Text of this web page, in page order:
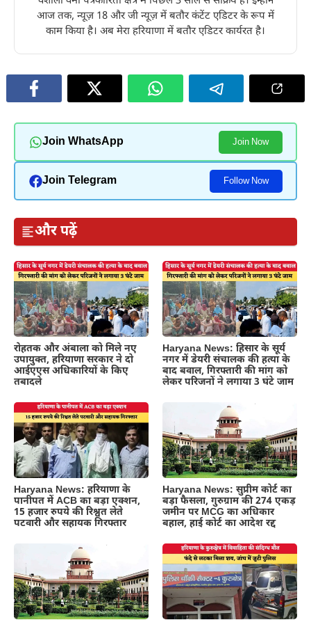
आज तक, न्यूज़ 18 और जी न्यूज़ में बतौर कंटेंट एडिटर के रूप में
काम किया है। अब मेरा हरियाणा में बतौर एडिटर कार्यरत है।
Join WhatsApp Join Now
Join Telegram Follow Now
और पढ़ें
रोहतक और अंबाला को मिले नए
उपायुक्त, हरियाणा सरकार ने दो
आईएएस अधिकारियों के किए
तबादले
Haryana News: हिसार के सूर्य
नगर में डेयरी संचालक की हत्या के
बाद बवाल, गिरफ्तारी की मांग को
लेकर परिजनों ने लगाया 3 घंटे जाम
Haryana News: हरियाणा के
पानीपत में ACB का बड़ा एक्शन,
15 हजार रुपये की रिश्वत लेते
पटवारी और सहायक गिरफ्तार
Haryana News: सुप्रीम कोर्ट का
बड़ा फैसला, गुरुग्राम की 274 एकड़
जमीन पर MCG का अधिकार
बहाल, हाई कोर्ट का आदेश रद्द